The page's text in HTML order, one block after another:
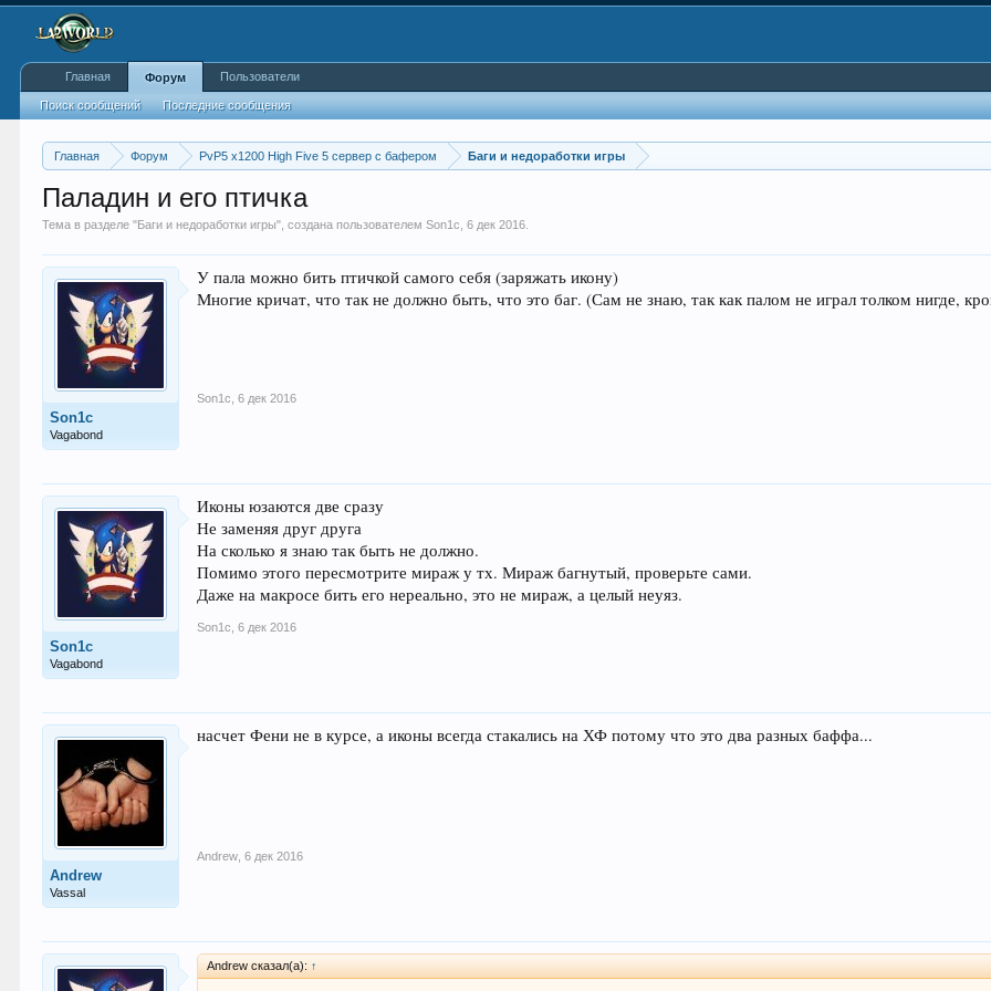
Главная Форум PvP5 x1200 High Five 5 сервер с бафером Баги и недоработки игры
Паладин и его птичка
Тема в разделе "Баги и недоработки игры", создана пользователемSon1c ,6 дек 2016
Son1c
Vagabond
У пала можно бить птичкой самого себя (заряжать икону)
Многие кричат, что так не должно быть, что это баг. (Сам не знаю, так как палом не играл толком нигде,
Son1c 6 дек 2016
Son1c
Vagabond
Иконы юзаются две сразу
Не заменяя друг друга
На сколько я знаю так быть не должно.
Помимо этого пересмотрите мираж у тх. Мираж багнутый, проверьте сами.
Даже на макросе бить его нереально, это не мираж, а целый неуяз.
Son1c 6 дек 2016
Andrew
Vassal
насчет Фени не в курсе, а иконы всегда стакались на ХФ потому что это два разных баффа...
Andrew 6 дек 2016
Andrew сказал(а): ↑
Главная Форум
Поиск сообщений Последние сообщения
Пользователи